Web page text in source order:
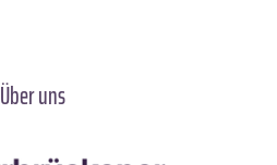
Über uns